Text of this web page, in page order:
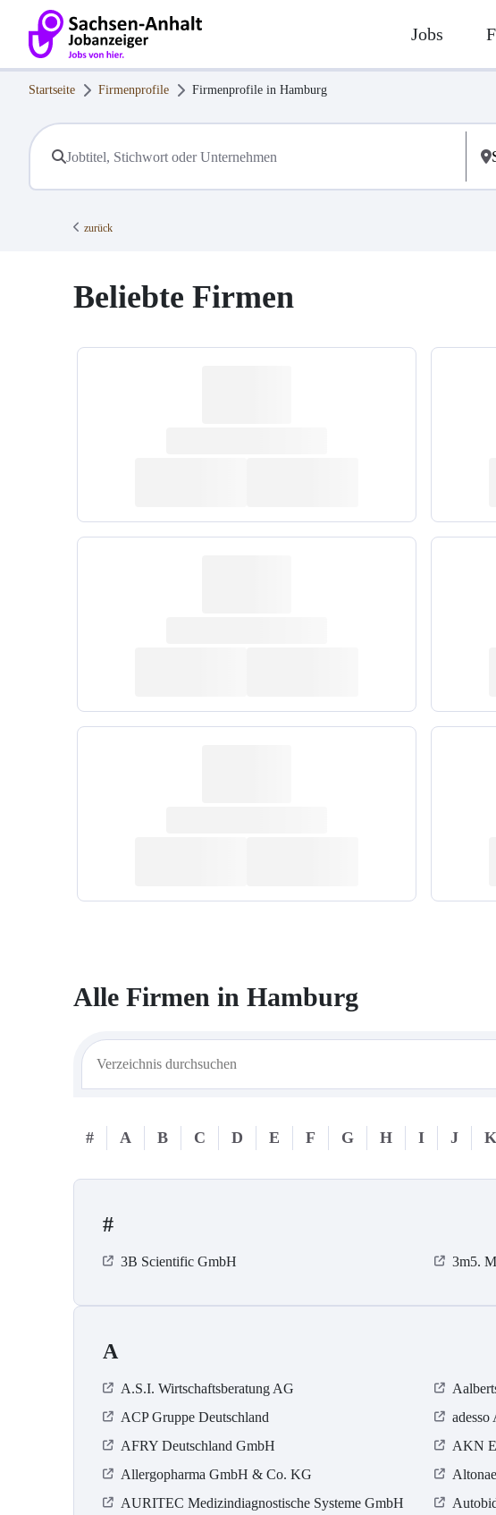
Jobs
Startseite Firmenprofile Firmenprofile in Hamburg
zurück
Beliebte Firmen
Alle Firmen in Hamburg
# A B C D E F G H I J K
#
3B Scientific GmbH 3m5.
A
A.S.I. Wirtschaftsberatung AG
ACP Gruppe Deutschland
adesso
AFRY Deutschland GmbH
AKN
Allergopharma GmbH & Co. KG
AURITEC Medizindiagnostische Systeme GmbH